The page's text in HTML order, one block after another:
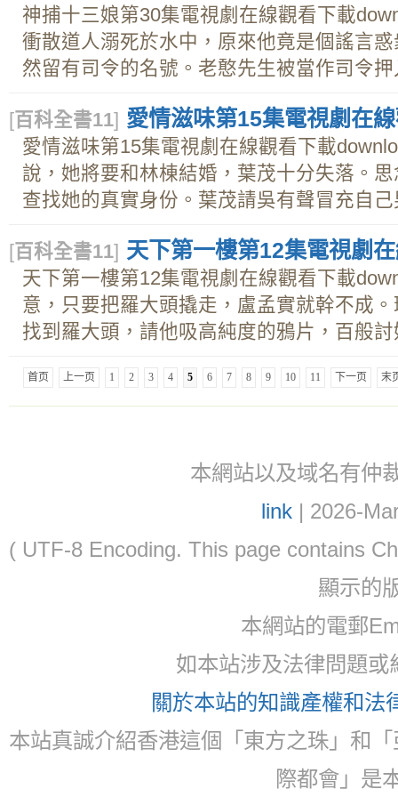
神捕十三娘第30集電視劇在線觀看下載
衝散道人溺死於水中，原來他竟是個謠言
然留有司令的名號。老憨先生被當作司令
[百科全書11] 愛情滋味第15集電視劇在
愛情滋味第15集電視劇在線觀看下載
說，她將要和林棟結婚，葉茂十分失落。
查找她的真實身份。葉茂請吳有聲冒充自
[百科全書11] 天下第一樓第12集電視劇
天下第一樓第12集電視劇在線觀看下載
意，只要把羅大頭撬走，盧孟實就幹不成
找到羅大頭，請他吸高純度的鴉片，百般
首页 上一页 1 2 3 4 5 6 7 8 9 10 11 下一页 末
本網站以及域名有仲
link| 2026-
( UTF-8 Encoding. This page contains
顯示的
本網站的電郵
如本站涉及法律問題
關於本站的知識產權和法
本站真誠介紹香港這個「東方之珠」和
際都會」是